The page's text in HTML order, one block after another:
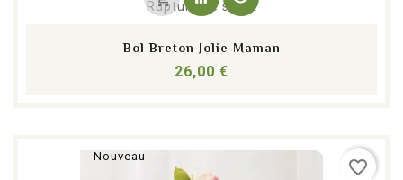
Rupture de stock
Bol Breton Jolie Maman
26,00 €
Nouveau
favorite_border